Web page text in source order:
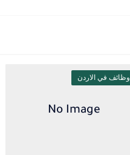
وظائف في الاردن